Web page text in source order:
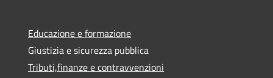
Educazione e formazione
Giustizia e sicurezza pubblica
Tributi,finanze e contravvenzioni